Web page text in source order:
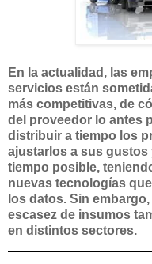
En la actualidad, las
servicios están
más competitivas, de
del proveedor lo antes
distribuir a tiempo los
ajustarlos a sus gustos
tiempo posible,
nuevas tecnologías
los datos. Sin
escasez de insumos
en distintos sectores.